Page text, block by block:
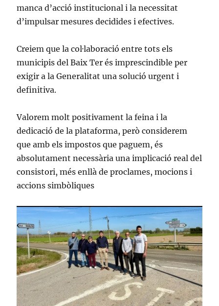
manca d’acció institucional i la necessitat
d’impulsar mesures decidides i efectives.
Creiem que la col·laboració entre tots els
municipis del Baix Ter és imprescindible per
exigir a la Generalitat una solució urgent i
definitiva.
Valorem molt positivament la feina i la
dedicació de la plataforma, però considerem
que amb els impostos que paguem, és
absolutament necessària una implicació real del
consistori, més enllà de proclames, mocions i
accions simbòliques